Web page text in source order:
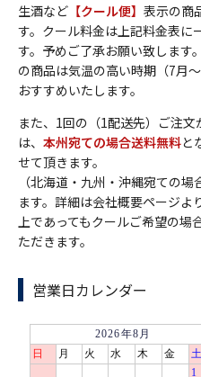
生酒など 【クール便】 表示の商
す。クール料金は上記料金表に
す。予めご了承お願い致します。
の商品は気温の高い時期（7月
おすすめいたします。
また、1回の（1配送先）ご注文
は、 本州宛ての場合送料無料と
せて頂きます。
（北海道・九州・沖縄宛ての
ます。詳細は会社概要ページ
上であってもクールご希望の場
ただきます。
営業日カレンダー